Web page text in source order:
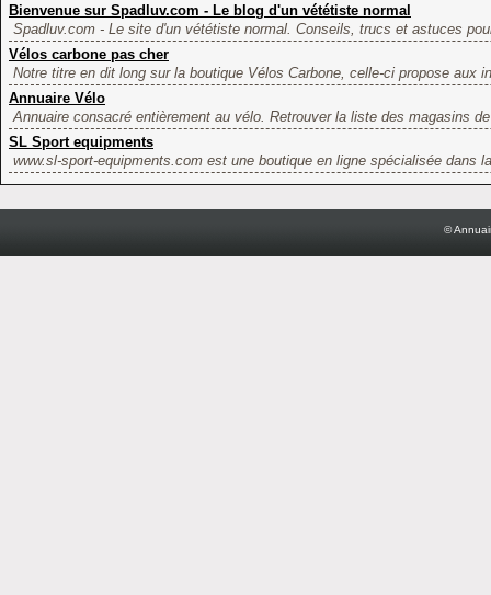
Bienvenue sur Spadluv.com - Le blog d'un vététiste normal
Spadluv.com - Le site d'un vététiste normal. Conseils, trucs et astuces
Vélos carbone pas cher
Notre titre en dit long sur la boutique Vélos Carbone, celle-ci propose aux
Annuaire Vélo
Annuaire consacré entièrement au vélo. Retrouver la liste des magasins
SL Sport equipments
www.sl-sport-equipments.com est une boutique en ligne spécialisée dans
©